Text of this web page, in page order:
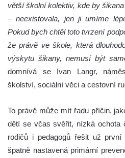
větší školní kolektiv, kde by
– neexistovala, jen ji umíme
Pokud bych chtěl toto tvrzení
že právě ve škole, která
výskytu šikany, nemusí být
domnívá se Ivan Langr,
školství, sociální věci a cestovní
To právě může mít řadu příčin,
dětí se včas svěřit, nízká ochota
rodičů i pedagogů řešit už první
špatně nastavená primární